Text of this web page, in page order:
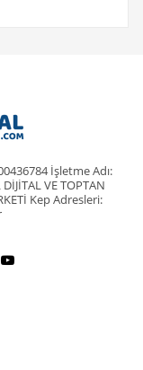
İşletme Adı:
VE TOPTAN
Kep Adresleri: